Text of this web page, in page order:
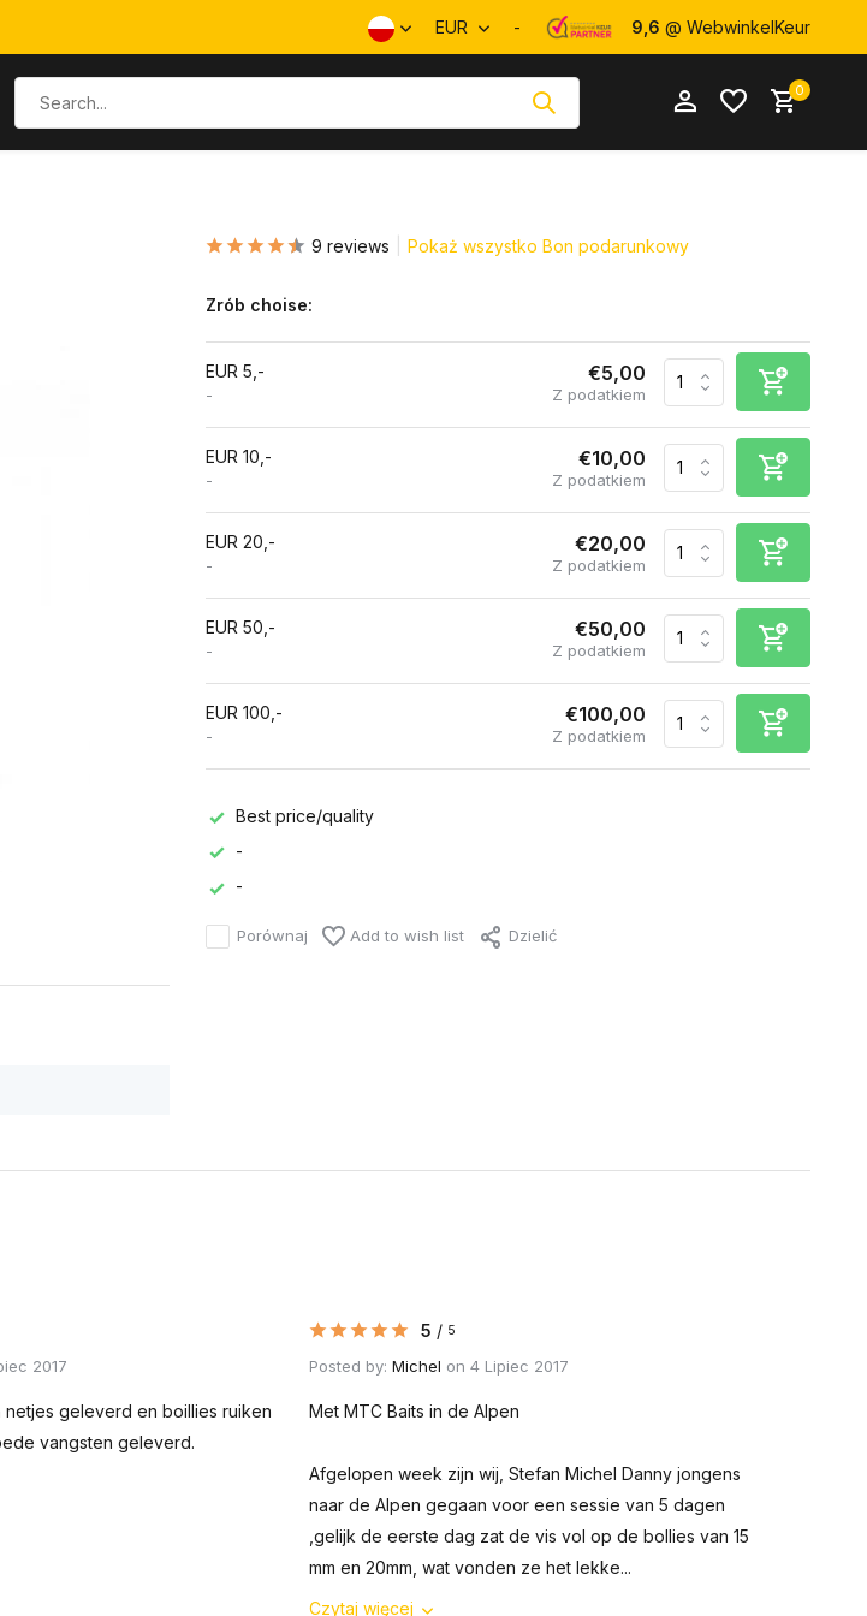
EUR - 9,6 @ WebwinkelKeur
Utwórz konto
0
9 reviews Pokaż wszystko Bon podarunkowy
Zrób choise:
EUR 5,-
-
€5,00
Z podatkiem
EUR 10,-
-
€10,00
Z podatkiem
EUR 20,-
-
€20,00
Z podatkiem
EUR 50,-
-
€50,00
Z podatkiem
EUR 100,-
-
€100,00
Z podatkiem
Best price/quality
-
-
Porównaj Add to wish list Dzielić
2017
geleverd en boillies ruiken
vangsten geleverd.
5 / 5
Posted by:Michel on 4 Lipiec 2017
Met MTC Baits in de Alpen
Afgelopen week zijn wij, Stefan Michel Danny jongens
naar de Alpen gegaan voor een sessie van 5 dagen
,gelijk de eerste dag zat de vis vol op de bollies van 15
mm en 20mm, wat vonden ze het lekke...
Czytaj więcej